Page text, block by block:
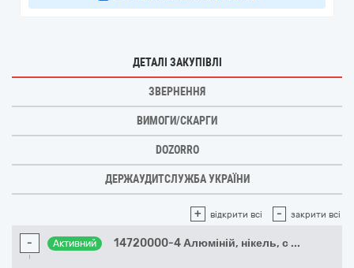
ДЕТАЛІ ЗАКУПІВЛІ
ЗВЕРНЕННЯ
ВИМОГИ/СКАРГИ
DOZORRO
ДЕРЖАУДИТСЛУЖБА УКРАЇНИ
+ відкрити всі - закрити всі
- Активний 14720000-4 Алюміній, нікель, с ...